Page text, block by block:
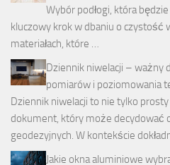
Wybór podłogi, która
kluczowy krok w dbaniu o czystość
materiałach, które …
Dziennik niwelacji – ważny
pomiarów i poziomowania
Dziennik niwelacji to nie tylko
dokument, który może decydować
geodezyjnych. W kontekście
Jakie okna aluminiowe